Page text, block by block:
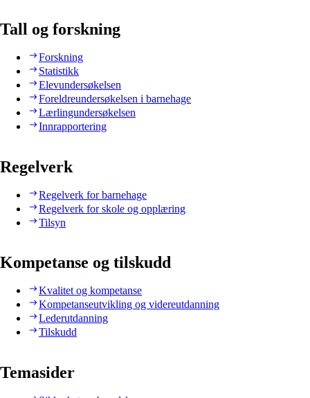
Tall og forskning
Forskning
Statistikk
Elevundersøkelsen
Foreldreundersøkelsen i barnehage
Lærlingundersøkelsen
Innrapportering
Regelverk
Regelverk for barnehage
Regelverk for skole og opplæring
Tilsyn
Kompetanse og tilskudd
Kvalitet og kompetanse
Kompetanseutvikling og videreutdanning
Lederutdanning
Tilskudd
Temasider